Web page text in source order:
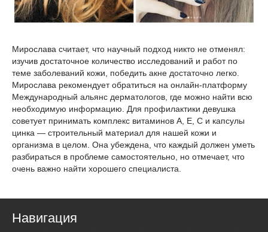
Мирослава считает, что научный подход никто не отменял:
изучив достаточное количество исследований и работ по
теме заболеваний кожи, победить акне достаточно легко.
Мирослава рекомендует обратиться на онлайн-платформу
Международный альянс дерматологов, где можно найти всю
необходимую информацию. Для профилактики девушка
советует принимать комплекс витаминов А, Е, С и капсулы
цинка — строительный материал для нашей кожи и
организма в целом. Она убеждена, что каждый должен уметь
разбираться в проблеме самостоятельно, но отмечает, что
очень важно найти хорошего специалиста.
Навигация